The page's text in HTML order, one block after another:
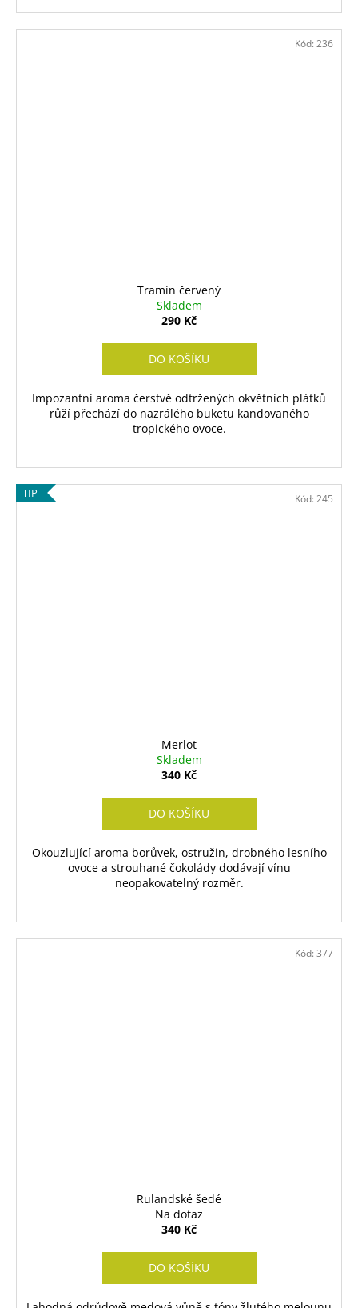
Tramín červený
Skladem
290 Kč
DO KOŠÍKU
Impozantní aroma čerstvě odtržených okvětních plátků
růží přechází do nazrálého buketu kandovaného
tropického ovoce.
Kód: 236
TIP
Merlot
Skladem
340 Kč
DO KOŠÍKU
Okouzlující aroma borůvek, ostružin, drobného lesního
ovoce a strouhané čokolády dodávají vínu
neopakovatelný rozměr.
Kód: 245
Rulandské šedé
Na dotaz
340 Kč
DO KOŠÍKU
Kód: 377